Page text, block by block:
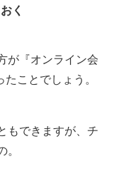
く
が『オンライン会
ことでしょう。
もできますが、チ